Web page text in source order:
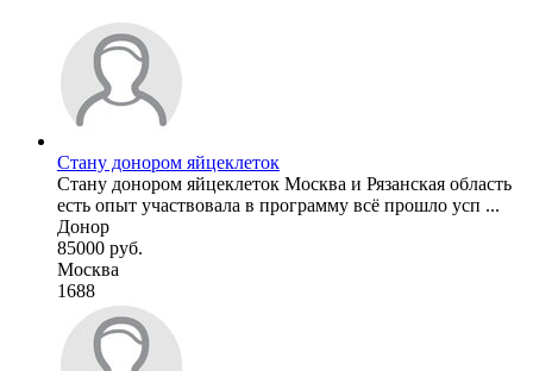
Стану донором яйцеклеток
Стану донором яйцеклеток Москва и Рязанская область
есть опыт участвовала в программу всё прошло усп ...
Донор
85000 руб.
Москва
1688